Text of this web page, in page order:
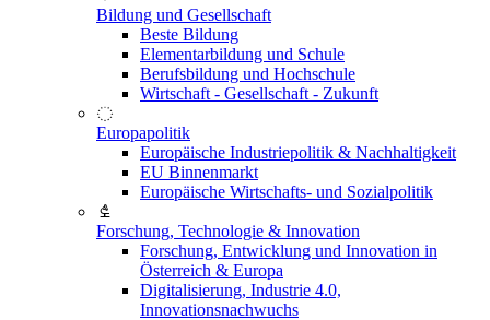
Bildung und Gesellschaft
Beste Bildung
Elementarbildung und Schule
Berufsbildung und Hochschule
Wirtschaft - Gesellschaft - Zukunft
Europapolitik
Europäische Industriepolitik & Nachhaltigkeit
EU Binnenmarkt
Europäische Wirtschafts- und Sozialpolitik
Forschung, Technologie & Innovation
Forschung, Entwicklung und Innovation in
Österreich & Europa
Digitalisierung, Industrie 4.0,
Innovationsnachwuchs